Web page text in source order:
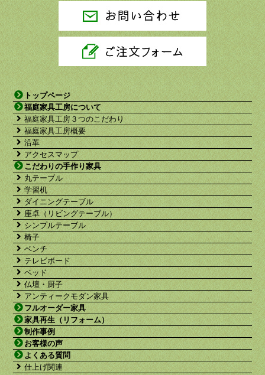
トップページ
福庭家具工房について
福庭家具工房３つのこだわり
福庭家具工房概要
沿革
アクセスマップ
こだわりの手作り家具
丸テーブル
学習机
ダイニングテーブル
座卓（リビングテーブル）
シンプルテーブル
椅子
ベンチ
テレビボード
ベッド
仏壇・厨子
アンティークモダン家具
フルオーダー家具
家具再生（リフォーム）
制作事例
お客様の声
よくある質問
仕上げ関連